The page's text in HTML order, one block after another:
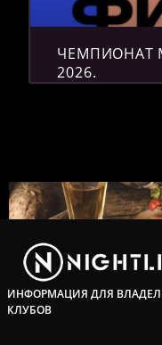
ЧЕМПИОНАТ
2026.
ИНФОРМАЦИЯ ДЛЯ
КЛУБОВ